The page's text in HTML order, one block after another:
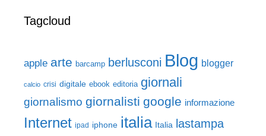
Tagcloud
apple arte barcamp berlusconi Blog blogger
calcio crisi digitale ebook editoria giornali
giornalismo giornalisti google informazione
Internet ipad iphone italia Italia lastampa